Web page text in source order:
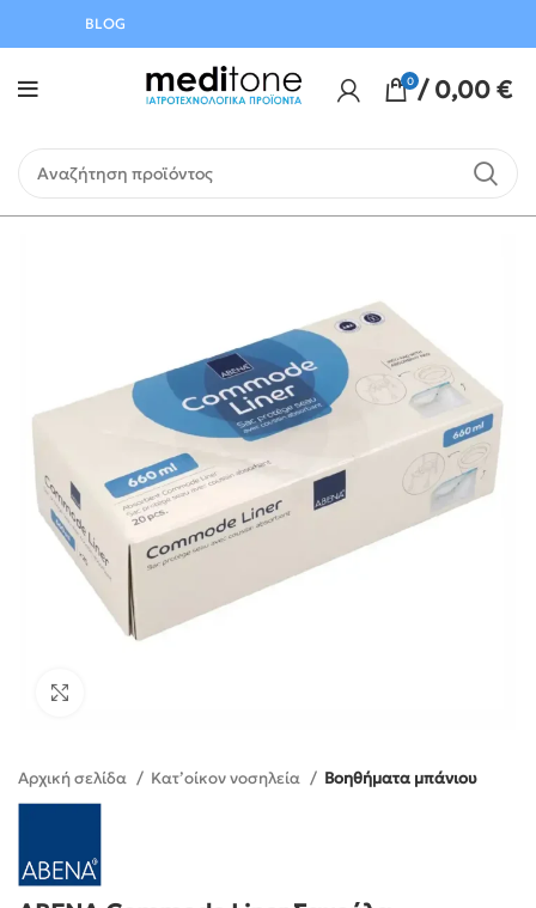
BLOG
0 / 0,00€
Αρχική σελίδα Κατ’οίκον νοσηλεία Βοηθήματα μπάνιου
Αυγούστου